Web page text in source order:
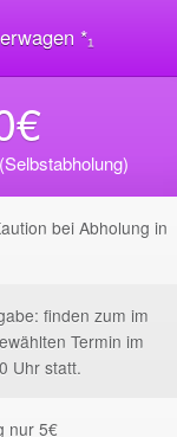
*₁
bei Abholung in
finden zum im
Termin im
Uhr statt.
nur 5€